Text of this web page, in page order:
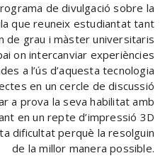
de divulgació sobre la
que reuneix estudiantat tant
de grau i màster universitaris
on intercanviar experiències
a l’ús d’aquesta tecnologia
en un cercle de discussió
a prova la seva habilitat amb
en un repte d’impressió 3D
dificultat perquè la resolguin
de la millor manera possible.